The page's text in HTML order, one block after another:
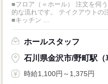
■フロア（＝ホール） 注文を伺う →商
的な流れです。 テイクアウトの
■キッチン ...
ホールスタッフ
石川県金沢市/野町駅（
時給1,100円～1,375円